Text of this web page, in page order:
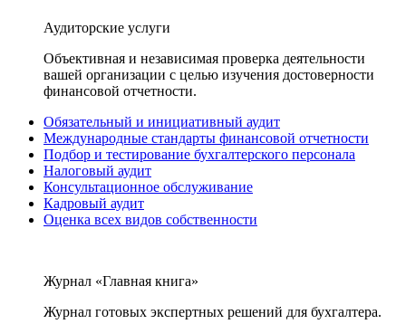
Аудиторские услуги
Объективная и независимая проверка деятельности
вашей организации с целью изучения достоверности
финансовой отчетности.
Обязательный и инициативный аудит
Международные стандарты финансовой отчетности
Подбор и тестирование бухгалтерского персонала
Налоговый аудит
Консультационное обслуживание
Кадровый аудит
Оценка всех видов собственности
Журнал «Главная книга»
Журнал готовых экспертных решений для бухгалтера.